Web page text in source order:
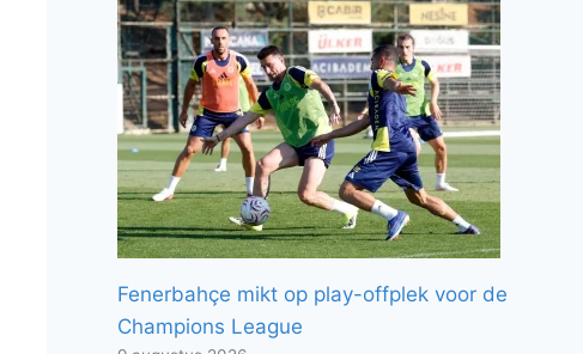
Fenerbahçe mikt op play-offplek voor de
Champions League